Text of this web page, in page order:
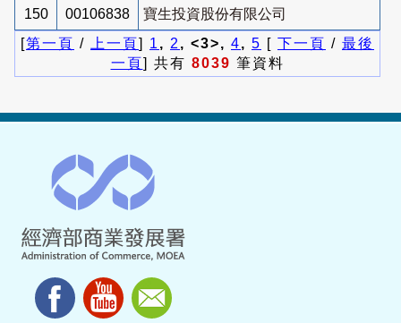
150 00106838
寶生投資股份有限公司
[第一頁 / 上一頁] 1 , 2 , <3>, 4, 5 [ 下一頁 / 最後
一頁] 共有 8039 筆資料